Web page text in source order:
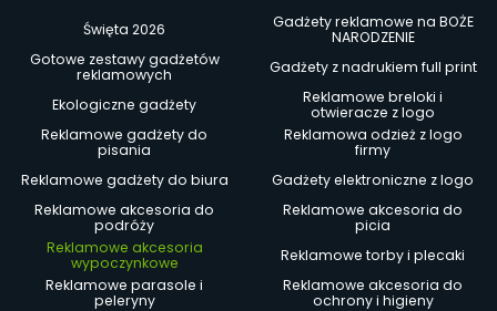
Święta 2026
Gadżety reklamowe na BOŻE
NARODZENIE
Gotowe zestawy gadżetów
reklamowych
Gadżety z nadrukiem full print
Ekologiczne gadżety
Reklamowe breloki i
otwieracze z logo
Reklamowe gadżety do
pisania
Reklamowa odzież z logo
firmy
Reklamowe gadżety do biura
Gadżety elektroniczne z logo
Reklamowe akcesoria do
podróży
Reklamowe akcesoria do
picia
Reklamowe akcesoria
wypoczynkowe
Reklamowe torby i plecaki
Reklamowe parasole i
peleryny
Reklamowe akcesoria do
ochrony i higieny